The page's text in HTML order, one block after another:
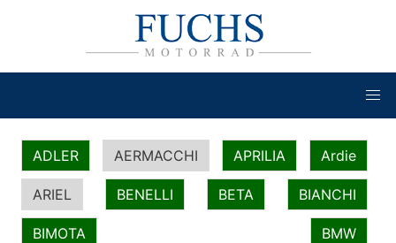
ADLER AERMACCHI APRILIA Ardie
ARIEL BENELLI BETA BIANCHI
BIMOTA BMW